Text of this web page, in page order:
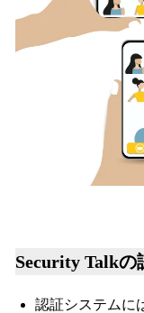
Security Talkの
認証システムに